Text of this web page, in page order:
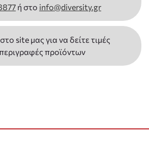
ή στο info@diversity.gr
site μας για να δείτε τιμές
προϊόντων